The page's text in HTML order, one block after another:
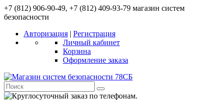
+7 (812) 906-90-49, +7 (812) 409-93-79 магазин систем
безопасности
Авторизация | Регистрация
Личный кабинет
Корзина
Оформление заказа